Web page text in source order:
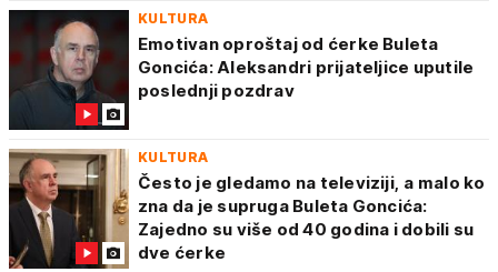
KULTURA
Emotivan oproštaj od ćerke Buleta
Goncića: Aleksandri prijateljice uputile
poslednji pozdrav
KULTURA
Često je gledamo na televiziji, a malo ko
zna da je supruga Buleta Goncića:
Zajedno su više od 40 godina i dobili su
dve ćerke